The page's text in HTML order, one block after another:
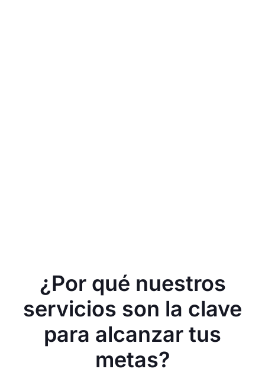
¿Por qué nuestros
servicios son la clave
para alcanzar tus
metas?